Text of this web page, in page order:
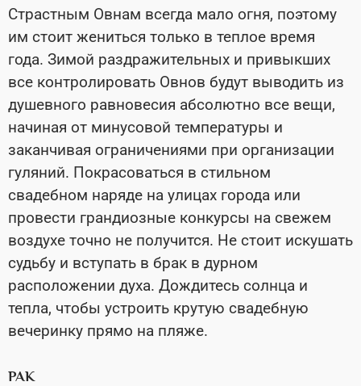
Страстным Овнам всегда мало огня, поэтому
им стоит жениться только в теплое время
года. Зимой раздражительных и привыкших
все контролировать Овнов будут выводить из
душевного равновесия абсолютно все вещи,
начиная от минусовой температуры и
заканчивая ограничениями при организации
гуляний. Покрасоваться в стильном
свадебном наряде на улицах города или
провести грандиозные конкурсы на свежем
воздухе точно не получится. Не стоит искушать
судьбу и вступать в брак в дурном
расположении духа. Дождитесь солнца и
тепла, чтобы устроить крутую свадебную
вечеринку прямо на пляже.
РАК